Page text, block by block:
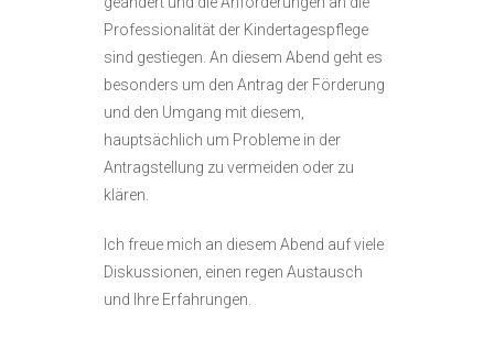
Professionalität der Kindertagespflege
sind gestiegen. An diesem Abend geht es
besonders um den Antrag der Förderung
und den Umgang mit diesem,
hauptsächlich um Probleme in der
Antragstellung zu vermeiden oder zu
klären.
Ich freue mich an diesem Abend auf viele
Diskussionen, einen regen Austausch
und Ihre Erfahrungen.